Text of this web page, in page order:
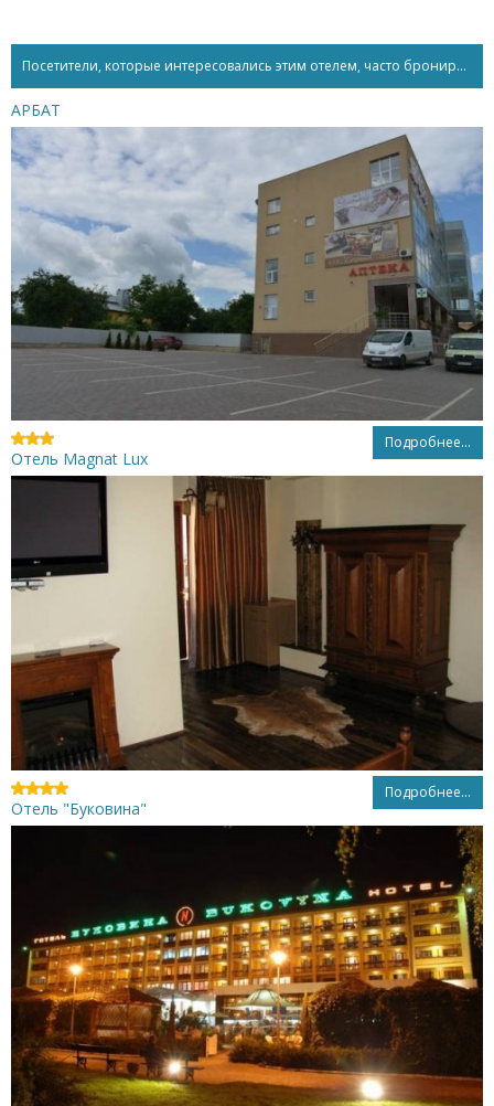
Посетители, которые интересовались этим отелем, часто бронируют...
АРБАТ
Подробнее...
Отель Magnat Lux
Подробнее...
Отель "Буковина"